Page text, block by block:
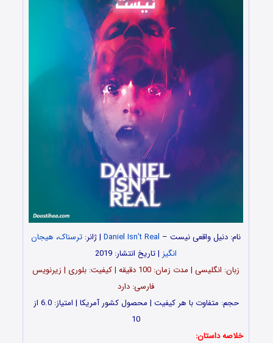
نام: دنیل واقعی نیست – Daniel Isn’t Real | ژانر: ترسناک، هیجان
انگیز | تاریخ انتشار: 2019
زبان: انگلیسی | مدت زمان: 100 دقیقه | کیفیت: بلوری | زیرنویس
فارسی: دارد
حجم: متفاوت با هر کیفیت | محصول کشور آمریکا | امتیاز: 6.0 از
10
خلاصه داستان: